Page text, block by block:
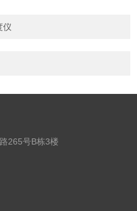
仪
265号B栋3楼